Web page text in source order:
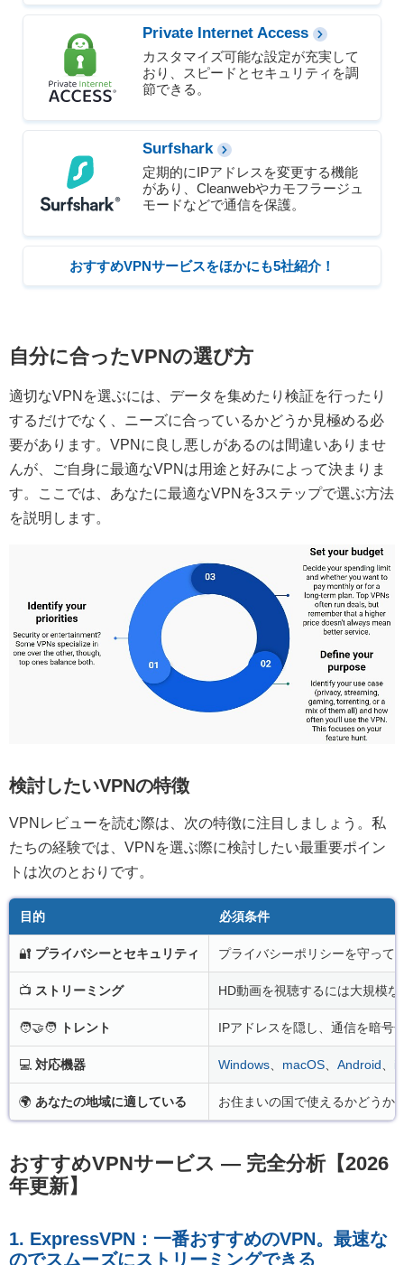
Private Internet Access
カスタマイズ可能な設定が充実して
おり、スピードとセキュリティを調
節できる。
Surfshark
定期的にIPアドレスを変更する機能
があり、Cleanwebやカモフラージュ
モードなどで通信を保護。
おすすめVPNサービスをほかにも5社紹介！
自分に合ったVPNの選び方
適切なVPNを選ぶには、データを集めたり検証を行ったり
するだけでなく、ニーズに合っているかどうか見極める必
要があります。VPNに良し悪しがあるのは間違いありませ
んが、ご自身に最適なVPNは用途と好みによって決まりま
す。ここでは、あなたに最適なVPNを3ステップで選ぶ方法
を説明します。
検討したいVPNの特徴
VPNレビューを読む際は、次の特徴に注目しましょう。私
たちの経験では、VPNを選ぶ際に検討したい最重要ポイン
トは次のとおりです。
目的 必須条件
🔐 プライバシーとセキュリティ プライバシーポリシーを守って
📺 ストリーミング HD動画を視聴するには大規模
🧑‍🤝‍🧑 トレント IPアドレスを隠し、通信を暗号
💻 対応機器 Windows macOS Android
🌍 あなたの地域に適している お住まいの国で使えるかどうか
おすすめVPNサービス — 完全分析【2026
年更新】
1. ExpressVPN：一番おすすめのVPN。最速な
のでスムーズにストリーミングできる